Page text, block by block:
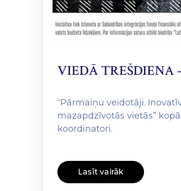
VIEDĀ TREŠDIENA
“Pārmaiņu veidotāji.
mazapdzīvotās vietās”
koordinatori.
Lasīt vairāk